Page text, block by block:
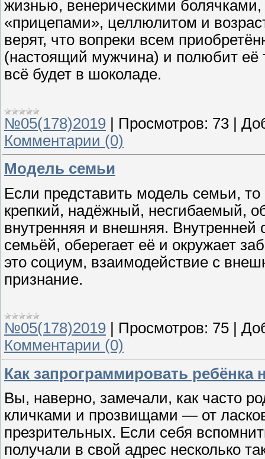
жизнью, венерическими
«прицепами», целлюлитом и
верят, что вопреки всем
(настоящий мужчина) и полюбит её
всё будет в шоколаде.
№05(178)2019 | Просмотров: 73 |
Комментарии (0)
Модель семьи
Если представить модель семьи,
крепкий, надёжный, несгибаемый,
внутренняя и внешняя. Внутренней
семьёй, оберегает её и окружает
это социум, взаимодействие с
признание.
№05(178)2019 Просмотров: 75
Комментарии (0)
Как запрограммировать ребёнка
Вы, наверно, замечали, как часто
кличками и прозвищами — от
презрительных. Если себя
получали в свой адрес несколько